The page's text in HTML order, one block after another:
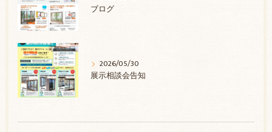
ブログ
2026/05/30
展示相談会告知